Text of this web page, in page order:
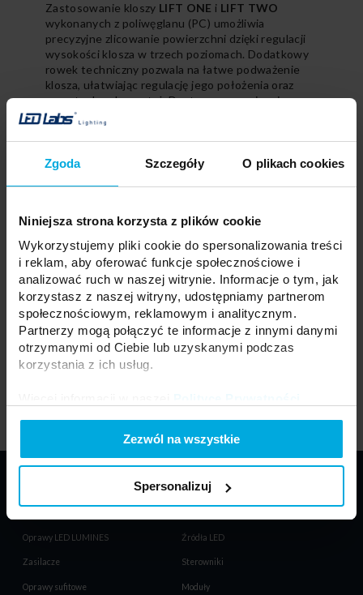
Zgoda Szczegóły O plikach cookies
Niniejsza strona korzysta z plików cookie
Wykorzystujemy pliki cookie do spersonalizowania treści
i reklam, aby oferować funkcje społecznościowe i
analizować ruch w naszej witrynie. Informacje o tym, jak
korzystasz z naszej witryny, udostępniamy partnerom
społecznościowym, reklamowym i analitycznym.
Partnerzy mogą połączyć te informacje z innymi danymi
otrzymanymi od Ciebie lub uzyskanymi podczas
korzystania z ich usług.
Zezwól na wszystkie
Spersonalizuj
Aleksandra Czerepak
Marketing
Zastosowanie kloszy LIFT ONE i LIFT TWO
wykonanych z poliwęglanu (PC) umożliwia
precyzyjne zlicowanie powierzchni dzięki regulacji
wysokości klosza w trzech poziomach. Dodatkowy
rowek techniczny pozwala na łatwe podważenie
klosza, ułatwiając regulację jego położenia oraz
ewentualny demontaż. Dostępne w wariancie
kolorystycznym
przedstawiającego montaż nowych systemów
zalewanych betonem poniżej:
Oprawy LED LUMINES Źródła LED
Zasilacze Sterowniki
Oprawy sufitowe Moduły